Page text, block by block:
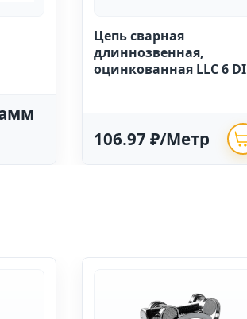
Цепь сварная
длиннозвенная,
оцинкованная LLC 6
106.97 ₽/Метр